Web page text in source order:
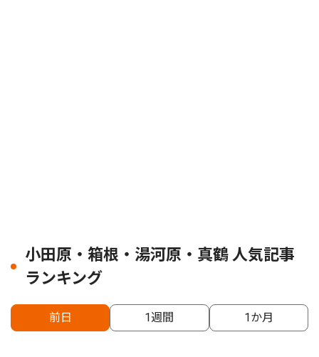
小田原・箱根・湯河原・真鶴 人気記事
ランキング
前日 1週間 1か月